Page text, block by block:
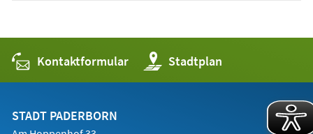
Kontaktformular Stadtplan
(Öffnet
in
einem
STADT PADERBORN